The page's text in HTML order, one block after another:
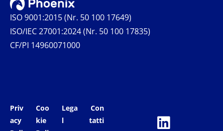
ISO 9001:2015 (Nr. 50 100 17649)
ISO/IEC 27001:2024 (Nr. 50 100 17835)
CF/PI 14960071000
Priv
acy
Coo
kie
Lega
l
Con
tatti